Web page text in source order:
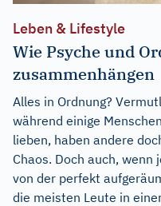
Leben & Lifestyle
Wie Psyche und
zusammenhängen
Alles in Ordnung?
während einige
lieben, haben andere
Chaos. Doch auch,
von der perfekt
die meisten Leute in